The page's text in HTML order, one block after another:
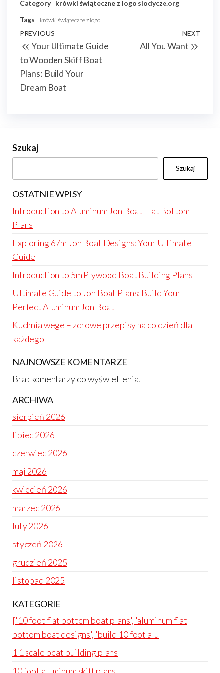
Category krówki świąteczne z logo slodycze.org
Tags
krówki świąteczne z logo
Nawigacja
wpisu
Previous
Post
PREVIOUS
Your Ultimate Guide
to Wooden Skiff Boat
Plans: Build Your
Dream Boat
NEXT
All You Want
Szukaj
Szukaj
OSTATNIE WPISY
Introduction to Aluminum Jon Boat Flat Bottom
Plans
Exploring 67m Jon Boat Designs: Your Ultimate
Guide
Introduction to 5m Plywood Boat Building Plans
Ultimate Guide to Jon Boat Plans: Build Your
Perfect Aluminum Jon Boat
Kuchnia wege – zdrowe przepisy na co dzień dla
każdego
NAJNOWSZE KOMENTARZE
Brak komentarzy do wyświetlenia.
ARCHIWA
sierpień 2026
lipiec 2026
czerwiec 2026
maj 2026
kwiecień 2026
marzec 2026
luty 2026
styczeń 2026
grudzień 2025
listopad 2025
KATEGORIE
['10 foot flat bottom boat plans', 'aluminum flat
bottom boat designs', 'build 10 foot alu
1 1 scale boat building plans
10 foot aluminum skiff plans